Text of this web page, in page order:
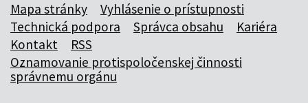
Mapa stránky
Vyhlásenie o prístupnosti
Technická podpora
Správca obsahu
Kariéra
Kontakt
RSS
Oznamovanie protispoločenskej činnosti
správnemu orgánu